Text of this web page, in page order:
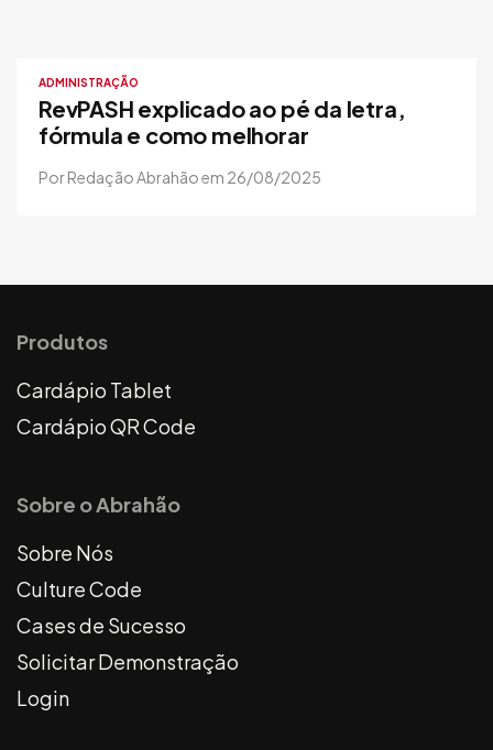
ADMINISTRAÇÃO
RevPASH explicado ao pé da letra,
fórmula e como melhorar
Por Redação Abrahão em 26/08/2025
Produtos
Cardápio Tablet
Cardápio QR Code
Sobre o Abrahão
Sobre Nós
Culture Code
Cases de Sucesso
Solicitar Demonstração
Login